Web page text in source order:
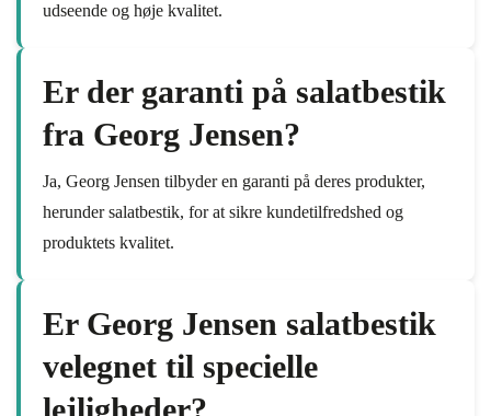
udseende og høje kvalitet.
Er der garanti på salatbestik
fra Georg Jensen?
Ja, Georg Jensen tilbyder en garanti på deres produkter,
herunder salatbestik, for at sikre kundetilfredshed og
produktets kvalitet.
Er Georg Jensen salatbestik
velegnet til specielle